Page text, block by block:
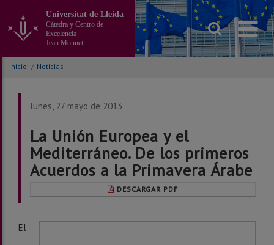
contenido
principal
de
Universitat de Lleida
Cátedra y Centro de
Excelencia
Jean Monnet
Inicio / Noticias
lunes, 27 mayo de 2013
La Unión Europea y el
Mediterráneo. De los primeros
Acuerdos a la Primavera Árabe
DESCARGAR PDF
El